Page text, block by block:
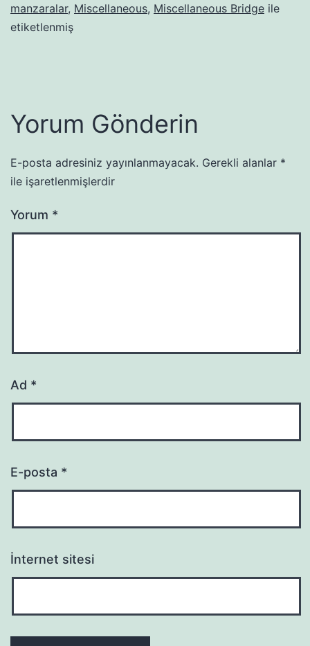
manzaralar, Miscellaneous, Miscellaneous Bridge ile
etiketlenmiş
Yorum Gönderin
E-posta adresiniz yayınlanmayacak. Gerekli alanlar *
ile işaretlenmişlerdir
Yorum *
Ad *
E-posta *
İnternet sitesi